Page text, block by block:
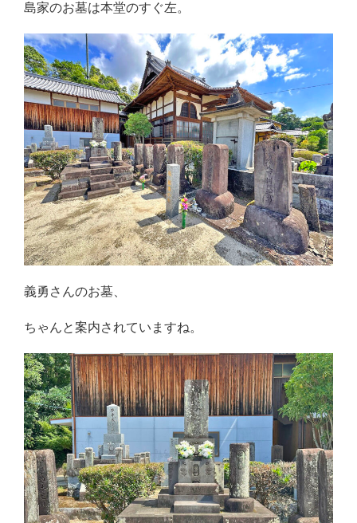
島家のお墓は本堂のすぐ左。
義勇さんのお墓、
ちゃんと案内されていますね。